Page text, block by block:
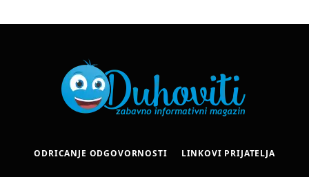
ODRICANJE ODGOVORNOSTI LINKOVI PRIJATELJA